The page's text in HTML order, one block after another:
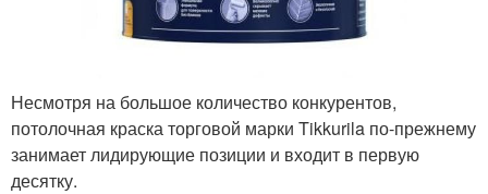
Несмотря на большое количество конкурентов,
потолочная краска торговой марки Tikkurila по-прежнему
занимает лидирующие позиции и входит в первую
десятку.